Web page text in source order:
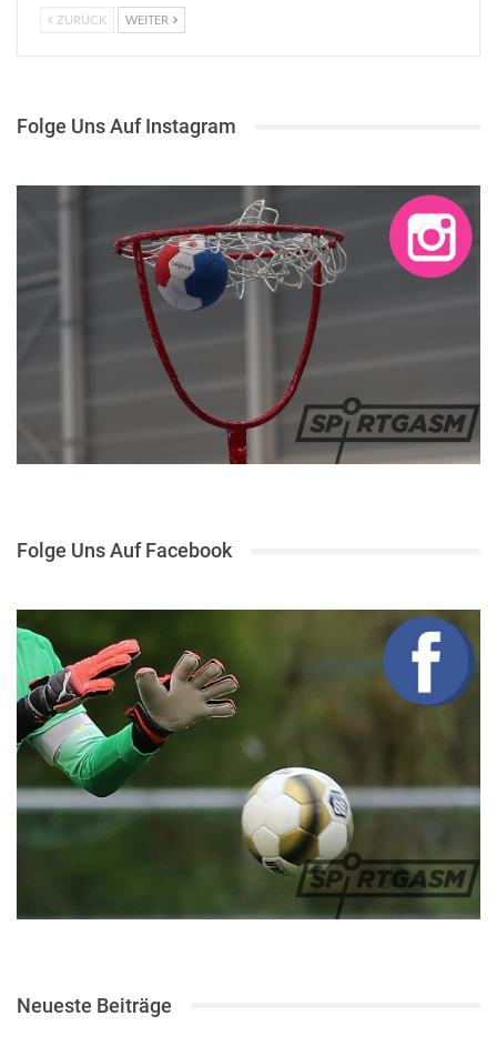
ZURÜCK WEITER
Folge Uns Auf Instagram
Folge Uns Auf Facebook
Neueste Beiträge